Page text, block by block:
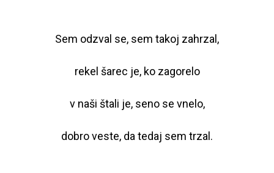
Sem odzval se, sem takoj zahrzal,
rekel šarec je, ko zagorelo
v naši štali je, seno se vnelo,
dobro veste, da tedaj sem trzal.